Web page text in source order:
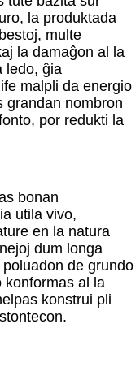
la produktada
multe
la damaĝon al la
ledo, ĝia
malpli da energio
grandan nombron
por redukti la
bonan
utila vivo,
en la natura
dum longa
de grundo
konformas al la
konstrui pli